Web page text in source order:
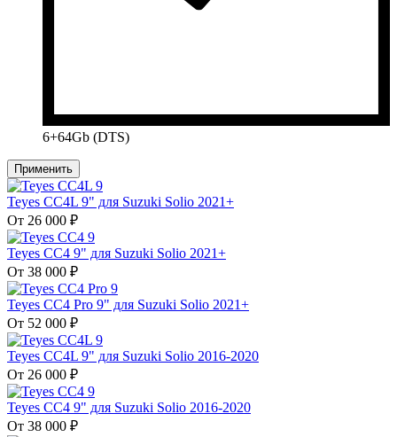
6+64Gb (DTS)
Применить
Teyes CC4L 9" для Suzuki Solio 2021+
От 26 000 ₽
Teyes CC4 9" для Suzuki Solio 2021+
От 38 000 ₽
Teyes CC4 Pro 9" для Suzuki Solio 2021+
От 52 000 ₽
Teyes CC4L 9" для Suzuki Solio 2016-2020
От 26 000 ₽
Teyes CC4 9" для Suzuki Solio 2016-2020
От 38 000 ₽